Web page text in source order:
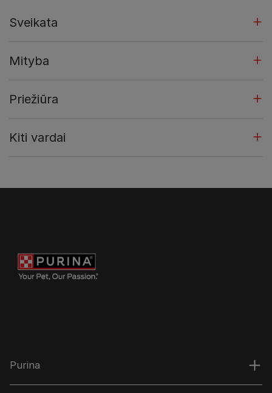
Sveikata
Mityba
Priežiūra
Kiti vardai
Purina